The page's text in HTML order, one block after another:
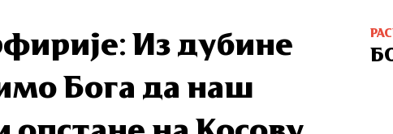
Из дубине
Бога да наш